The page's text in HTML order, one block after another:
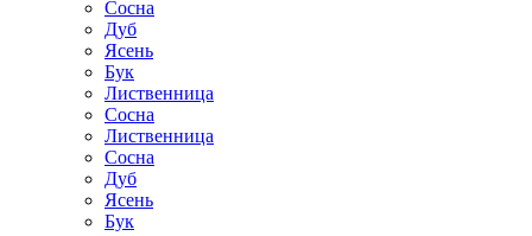
Сосна
Дуб
Ясень
Бук
Лиственница
Сосна
Лиственница
Сосна
Дуб
Ясень
Бук